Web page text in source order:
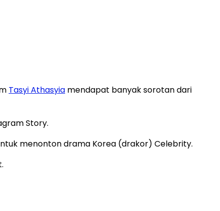
Tasyi Athasyia mendapat banyak sorotan dari
Story.
menonton drama Korea (drakor) Celebrity.